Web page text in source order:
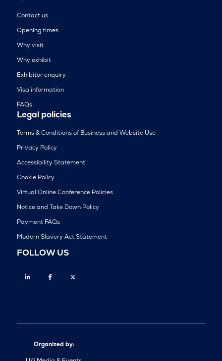
Contact us
Opening times
Why visit
Why exhibit
Exhibitor enquiry
Visa information
FAQs
Legal policies
Terms & Conditions of Business and Website Use
Privacy Policy
Accessibility Statement
Cookie Policy
Virtual Online Conference Policies
Notice and Take Down Policy
Payment FAQs
Modern Slavery Act Statement
FOLLOW US
Linkedin Facebook
Organized by: